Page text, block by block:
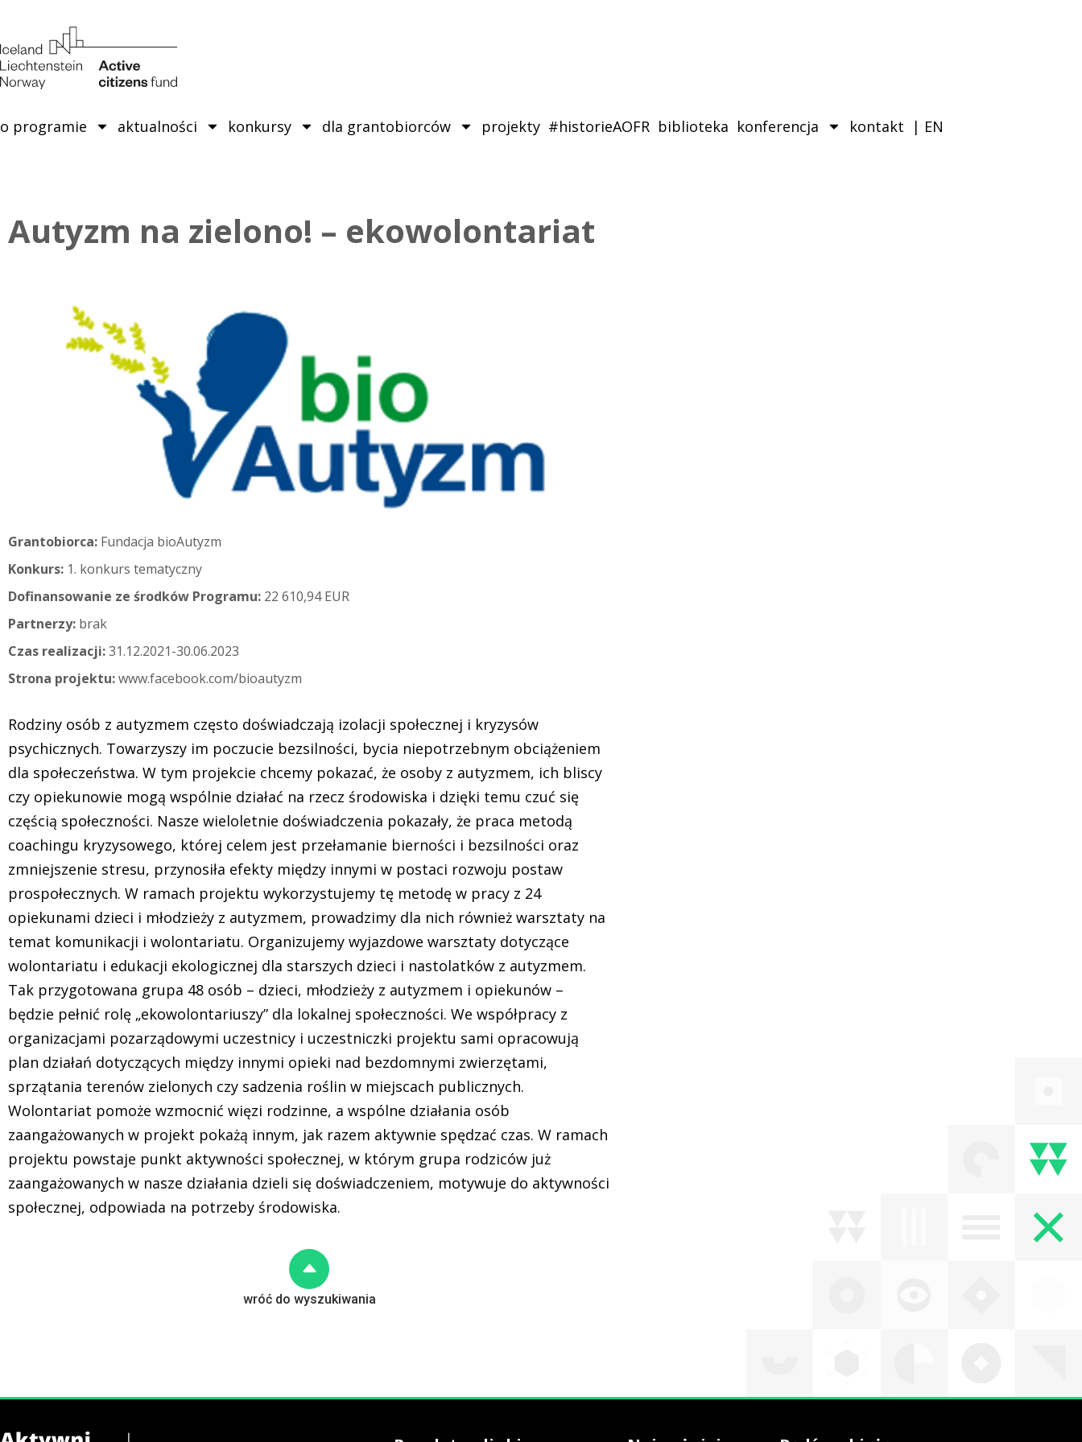
o programie aktualności konkursy dla grantobiorców projekty #historieAOFR biblioteka konferencja kontakt | EN
Autyzm na zielono! – ekowolontariat
Grantobiorca: Fundacja bioAutyzm
Konkurs: 1. konkurs tematyczny
Dofinansowanie ze środków Programu: 22 610,94 EUR
Partnerzy: brak
Czas realizacji:31.12.2021-30.06.2023
Strona projektu:www.facebook.com/bioautyzm
Rodziny osób z autyzmem często doświadczają izolacji społecznej i kryzysów
psychicznych. Towarzyszy im poczucie bezsilności, bycia niepotrzebnym obciążeniem
dla społeczeństwa. W tym projekcie chcemy pokazać, że osoby z autyzmem, ich bliscy
czy opiekunowie mogą wspólnie działać na rzecz środowiska i dzięki temu czuć się
częścią społeczności. Nasze wieloletnie doświadczenia pokazały, że praca metodą
coachingu kryzysowego, której celem jest przełamanie bierności i bezsilności oraz
zmniejszenie stresu, przynosiła efekty między innymi w postaci rozwoju postaw
prospołecznych. W ramach projektu wykorzystujemy tę metodę w pracy z 24
opiekunami dzieci i młodzieży z autyzmem, prowadzimy dla nich również warsztaty na
temat komunikacji i wolontariatu. Organizujemy wyjazdowe warsztaty dotyczące
wolontariatu i edukacji ekologicznej dla starszych dzieci i nastolatków z autyzmem.
Tak przygotowana grupa 48 osób – dzieci, młodzieży z autyzmem i opiekunów –
będzie pełnić rolę „ekowolontariuszy” dla lokalnej społeczności. We współpracy z
organizacjami pozarządowymi uczestnicy i uczestniczki projektu sami opracowują
plan działań dotyczących między innymi opieki nad bezdomnymi zwierzętami,
sprzątania terenów zielonych czy sadzenia roślin w miejscach publicznych.
Wolontariat pomoże wzmocnić więzi rodzinne, a wspólne działania osób
zaangażowanych w projekt pokażą innym, jak razem aktywnie spędzać czas. W ramach
projektu powstaje punkt aktywności społecznej, w którym grupa rodziców już
zaangażowanych w nasze działania dzieli się doświadczeniem, motywuje do aktywności
społecznej, odpowiada na potrzeby środowiska.
wróć do wyszukiwania